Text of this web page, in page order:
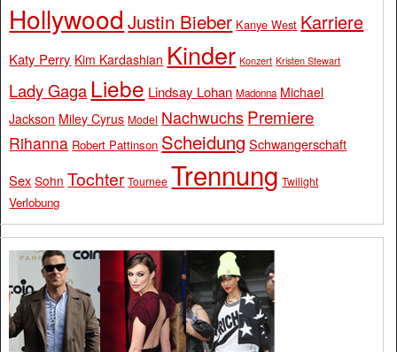
Hollywood Justin Bieber Kanye West Karriere
Katy Perry Kim Kardashian Kinder Konzert Kristen Stewart
Lady Gaga Liebe Lindsay Lohan Madonna Michael
Jackson Miley Cyrus Model Nachwuchs Premiere
Rihanna Robert Pattinson Scheidung Schwangerschaft
Sex Sohn Tochter Tournee Trennung Twilight
Verlobung